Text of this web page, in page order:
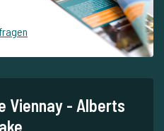
Viennay - Alberts